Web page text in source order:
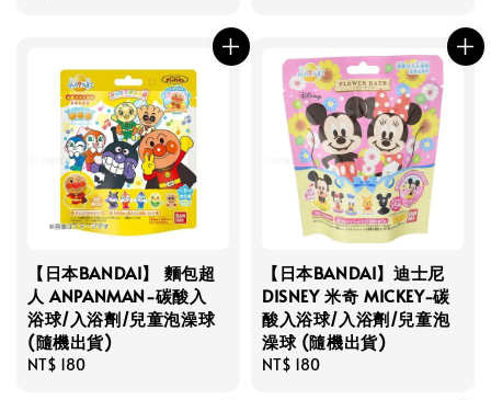
【日本BANDAI】 麵包超
人 ANPANMAN-碳酸入
浴球/入浴劑/兒童泡澡球
(隨機出貨)
Regular
NT$ 180
【日本BANDAI】迪士尼
DISNEY 米奇 MICKEY-碳
酸入浴球/入浴劑/兒童泡
澡球 (隨機出貨)
Regular
NT$ 180